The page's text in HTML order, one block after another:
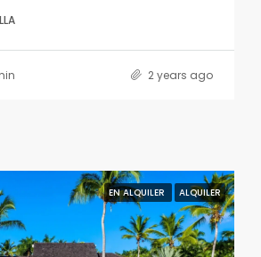
2 years ago
EN ALQUILER ALQUILER